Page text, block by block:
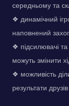
середньому та
❖ динамічний
наповнений
❖ підсилювачі
можуть змінити
❖ можливість
результати